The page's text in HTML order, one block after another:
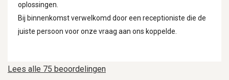
Lees alle 75 beoordelingen
oplossingen.
Bij binnenkomst verwelkomd door een receptioniste die de
juiste persoon voor onze vraag aan ons koppelde.